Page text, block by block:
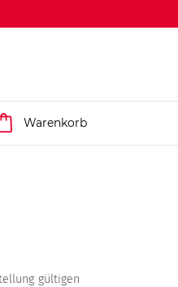
Warenkorb
gültigen